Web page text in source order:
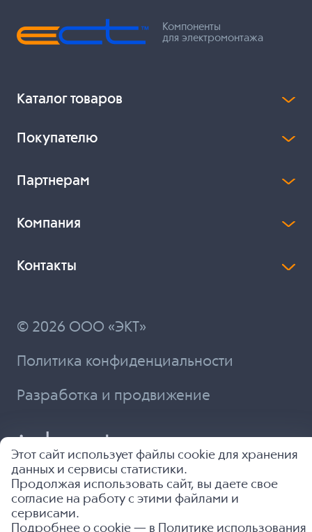
Компоненты
для электромонтажа
Каталог товаров
Покупателю
Партнерам
Компания
Контакты
© 2026 ООО «ЭКТ»
Политика конфиденциальности
Разработка и продвижение
Этот сайт использует файлы cookie для хранения
данных и сервисы статистики.
Продолжая использовать сайт, вы даете свое
согласие на работу с этими файлами и
сервисами.
Подробнее о cookie — в
Политике использования